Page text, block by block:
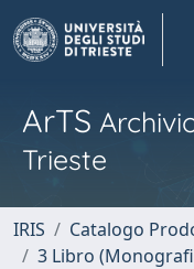
ArTS
Trieste
IRIS
Catalogo
3 Libro